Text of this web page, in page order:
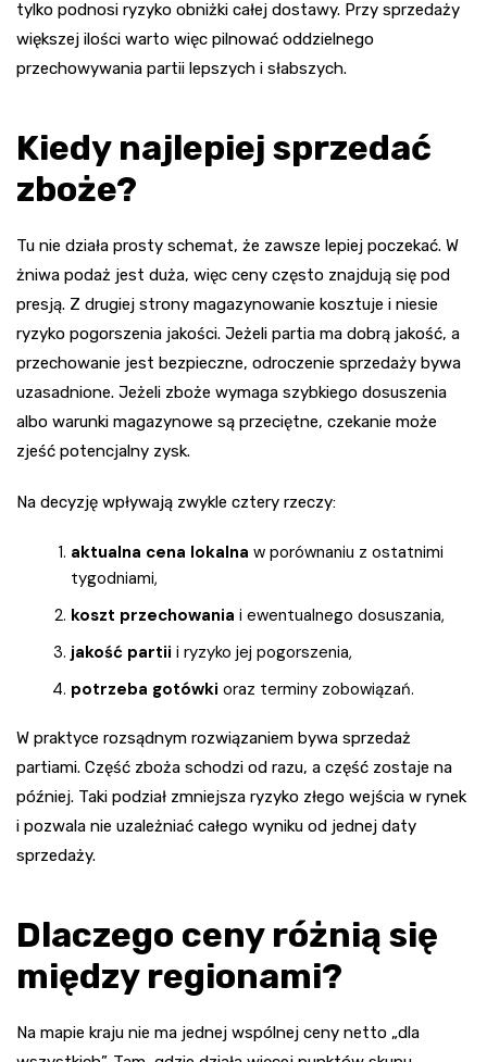
tylko podnosi ryzyko obniżki całej dostawy. Przy sprzedaży
większej ilości warto więc pilnować oddzielnego
przechowywania partii lepszych i słabszych.
Kiedy najlepiej sprzedać
zboże?
Tu nie działa prosty schemat, że zawsze lepiej poczekać. W
żniwa podaż jest duża, więc ceny często znajdują się pod
presją. Z drugiej strony magazynowanie kosztuje i niesie
ryzyko pogorszenia jakości. Jeżeli partia ma dobrą jakość, a
przechowanie jest bezpieczne, odroczenie sprzedaży bywa
uzasadnione. Jeżeli zboże wymaga szybkiego dosuszenia
albo warunki magazynowe są przeciętne, czekanie może
zjeść potencjalny zysk.
Na decyzję wpływają zwykle cztery rzeczy:
aktualna cena lokalna w porównaniu z ostatnimi
tygodniami,
koszt przechowania i ewentualnego dosuszania,
jakość partii i ryzyko jej pogorszenia,
potrzeba gotówki oraz terminy zobowiązań.
W praktyce rozsądnym rozwiązaniem bywa sprzedaż
partiami. Część zboża schodzi od razu, a część zostaje na
później. Taki podział zmniejsza ryzyko złego wejścia w rynek
i pozwala nie uzależniać całego wyniku od jednej daty
sprzedaży.
Dlaczego ceny różnią się
między regionami?
Na mapie kraju nie ma jednej wspólnej ceny netto „dla